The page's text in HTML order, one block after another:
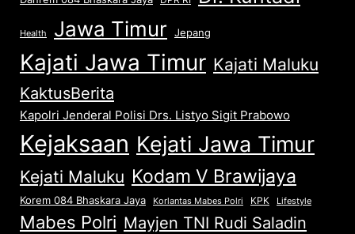
Health Jawa Timur Jepang
Kajati Jawa Timur Kajati Maluku
KaktusBerita
Kapolri Jenderal Polisi Drs. Listyo Sigit Prabowo
Kejaksaan Kejati Jawa Timur
Kejati Maluku Kodam V Brawijaya
Korem 084 Bhaskara Jaya Korlantas Mabes Polri KPK Lifestyle
Mabes Polri Mayjen TNI Rudi Saladin